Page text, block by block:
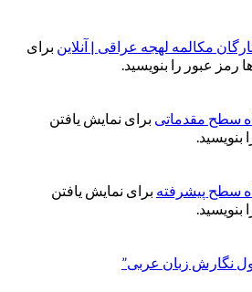
مکالمه لهجه عراقی | آنلاین برای
رمز عبور را بنویسید.
سطح مقدماتی برای نمایش یافتن
بنویسید.
سطح پیشرفته برای نمایش یافتن
بنویسید.
نگارش زبان عربی”